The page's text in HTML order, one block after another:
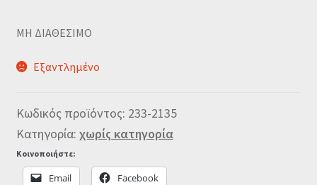
MΗ ΔΙΑΘΕΣΙΜΟ
Εξαντλημένο
Κωδικός προϊόντος: 233-2135
Κατηγορία: χωρίς κατηγορία
Κοινοποιήστε:
Email Facebook